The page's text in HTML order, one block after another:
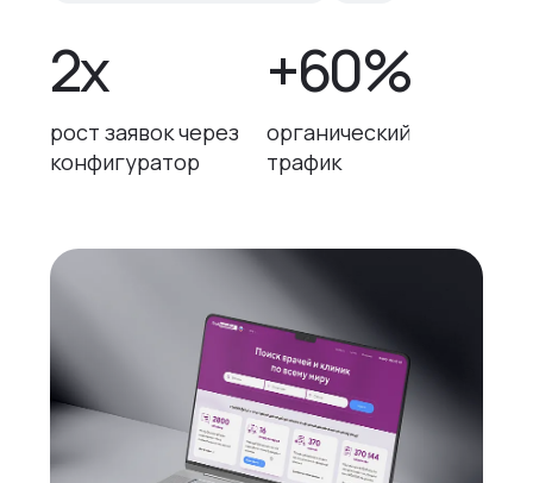
2х
рост заявок через
конфигуратор
+60%
органический
трафик